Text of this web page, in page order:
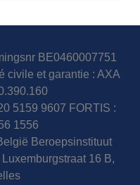
BE0460007751
civile et garantie : AXA
5159 9607 FORTIS :
1556
Beroepsinstituut
16 B,